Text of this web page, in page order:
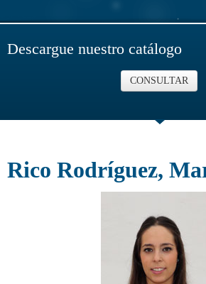
Descargue nuestro catálogo
CONSULTAR
Rico Rodríguez,